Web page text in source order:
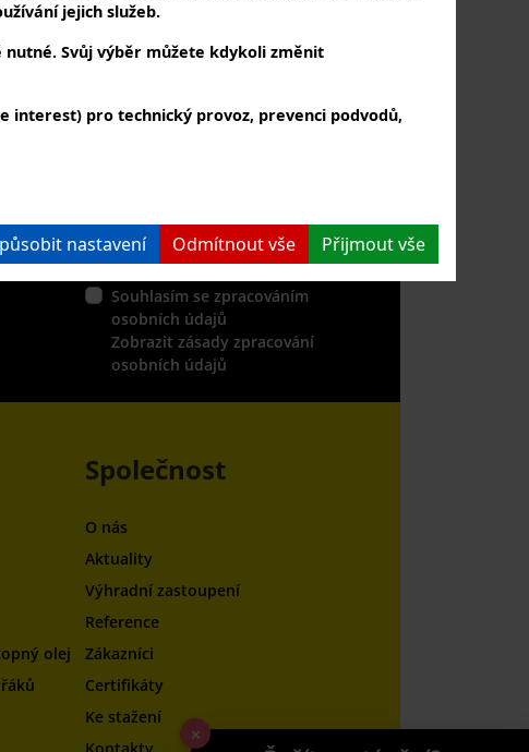
jejich služeb.
Svůj výběr můžete kdykoli změnit
interest) pro technický provoz, prevenci podvodů,
nastavení Odmítnout vše Přijmout vše
a k odběru našeho newsletteru
Souhlasím se zpracováním
osobních údajů
Zobrazit zásady zpracování
osobních údajů
olej
Společnost
O nás
Aktuality
Výhradní zastoupení
Reference
Zákazníci
Certifikáty
Ke stažení
Kontakty
×